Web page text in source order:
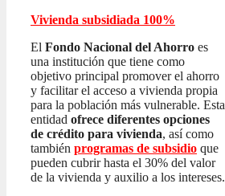
Vivienda subsidiada 100%
El Fondo Nacional del Ahorro es
una institución que tiene como
objetivo principal promover el ahorro
y facilitar el acceso a vivienda propia
para la población más vulnerable. Esta
entidad ofrece diferentes opciones
de crédito para vivienda, así como
también programas de subsidio que
pueden cubrir hasta el 30% del valor
de la vivienda y auxilio a los intereses.